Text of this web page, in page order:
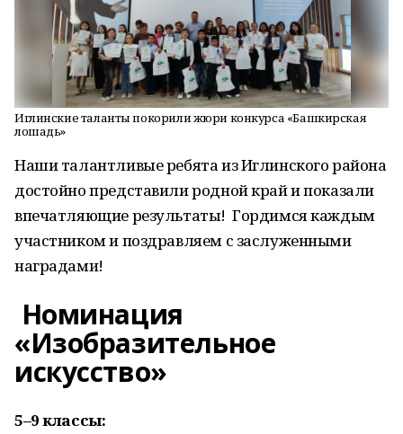
Иглинские таланты покорили жюри конкурса «Башкирская
лошадь»
Наши талантливые ребята из Иглинского района
достойно представили родной край и показали
впечатляющие результаты! Гордимся каждым
участником и поздравляем с заслуженными
наградами!
Номинация
«Изобразительное
искусство»
5–9 классы: